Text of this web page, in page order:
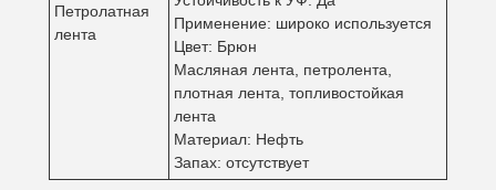
Петролатная
лента
Применение: широко используется
Цвет: Брюн
Масляная лента, петролента,
плотная лента, топливостойкая
лента
Материал: Нефть
Запах: отсутствует